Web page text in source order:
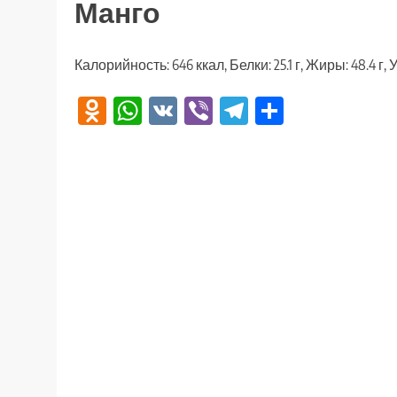
Манго
Калорийность: 646 ккал, Белки: 25.1 г, Жиры: 48.4 г,
Odnoklassniki
WhatsApp
VK ViberTelegram